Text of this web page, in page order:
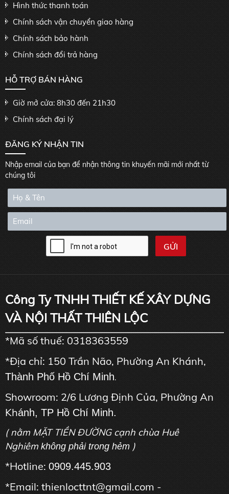
Hình thức thanh toán
Chính sách vận chuyển giao hàng
Chính sách bảo hành
Chính sách đổi trả hàng
HỖ TRỢ BÁN HÀNG
Giờ mở cửa: 8h30 đến 21h30
Chính sách đại lý
ĐĂNG KÝ NHẬN TIN
Nhập email của bạn để nhận thông tin khuyến mãi mới nhất từ
chúng tôi
Công Ty TNHH THIẾT KẾ XÂY DỰNG
VÀ NỘI THẤT THIÊN LỘC
*Mã số thuế: 0318363559
*Địa chỉ: 150 Trần Não, Phường An Khánh,
Thành Phố Hồ Chí Minh.
Showroom: 2/6 Lương Định Của, Phường An
Khánh, TP Hồ Chí Minh.
( nằm MẶT TIỀN ĐƯỜNG cạnh chùa Huê
Nghiêm không phải trong hẻm )
*Hotline: 0909.445.903
*Email: thienlocttnt@gmail.com -